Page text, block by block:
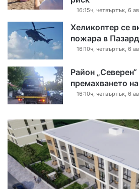
16:15ч, четвъртък, 6
Хеликоптер се
пожара в
16:10ч, четвъртък, 6
Район
премахването
16:10ч, четвъртък, 6